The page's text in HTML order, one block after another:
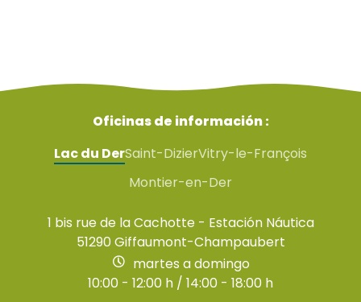
Oficinas de información :
Lac du DerSaint-DizierVitry-le-François
Montier-en-Der
1 bis rue de la Cachotte - Estación Náutica
51290 Giffaumont-Champaubert
martes a domingo
10:00 - 12:00 h / 14:00 - 18:00 h